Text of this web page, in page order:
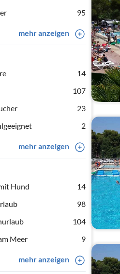
95
mehr anzeigen
14
107
23
2
mehr anzeigen
Hund
14
98
104
Meer
9
mehr anzeigen